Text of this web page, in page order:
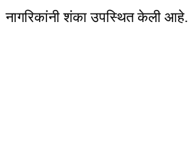
नागरिकांनी शंका उपस्थित केली आहे.